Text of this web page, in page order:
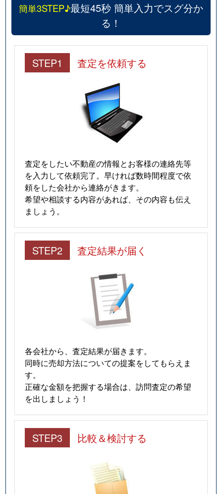
簡単3STEP♪最短45秒 簡単入力でスグ分か
る！
STEP1 査定を依頼する
査定をしたい不動産の情報とお客様の連絡先等
を入力して依頼完了。早ければ数時間程度で依
頼をした会社から連絡がきます。
希望や相談する内容があれば、その内容も伝え
ましょう。
STEP2 査定結果が届く
各会社から、査定結果が届きます。
同時に売却方法についての提案をしてもらえま
す。
正確な金額を把握する場合は、訪問査定の希望
を出しましょう！
STEP3 比較＆検討する